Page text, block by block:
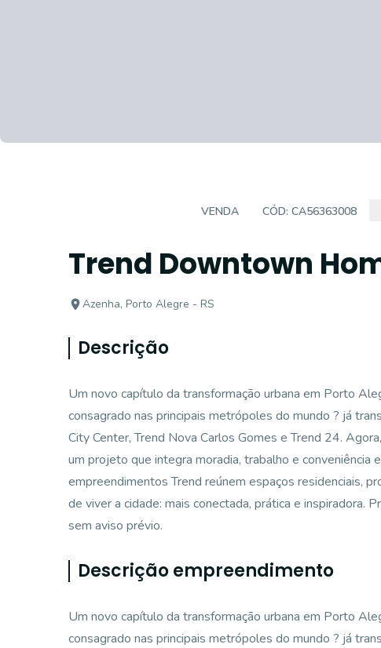
VENDA CÓD: CA56363008
Trend Downtown
Azenha, Porto Alegre - RS
Descrição
Um novo capítulo da transformação urbana em Porto
consagrado nas principais metrópoles do mundo ? já
City Center, Trend Nova Carlos Gomes e Trend 24.
um projeto que integra moradia, trabalho e conveniência
empreendimentos Trend reúnem espaços residenciais,
de viver a cidade: mais conectada, prática e inspiradora.
sem aviso prévio.
Descrição empreendimento
Um novo capítulo da transformação urbana em Porto
consagrado nas principais metrópoles do mundo ? já